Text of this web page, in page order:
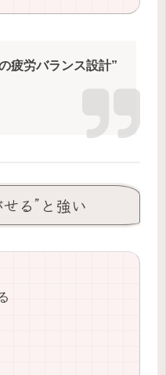
疲労バランス設計”
る”と強い